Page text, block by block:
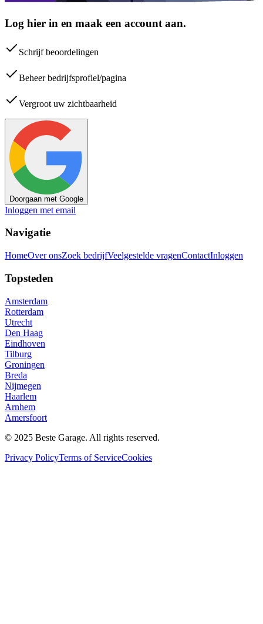
Log hier in en maak een account aan.
Schrijf beoordelingen
Beheer bedrijfsprofiel/pagina
Vergroot uw zichtbaarheid
Doorgaan met Google
Inloggen met email
Navigatie
HomeOver onsZoek bedrijfVeelgestelde vragenContactInloggen
Topsteden
Amsterdam
Rotterdam
Utrecht
Den Haag
Eindhoven
Tilburg
Groningen
Breda
Nijmegen
Haarlem
Arnhem
Amersfoort
© 2025 Beste Garage. All rights reserved.
Privacy PolicyTerms of ServiceCookies